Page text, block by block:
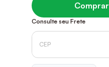
Comprar
Consulte seu Frete